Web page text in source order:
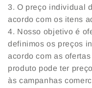
3. O preço individual
acordo com os itens
4. Nosso objetivo é
definimos os preços
acordo com as
produto pode ter
às campanhas